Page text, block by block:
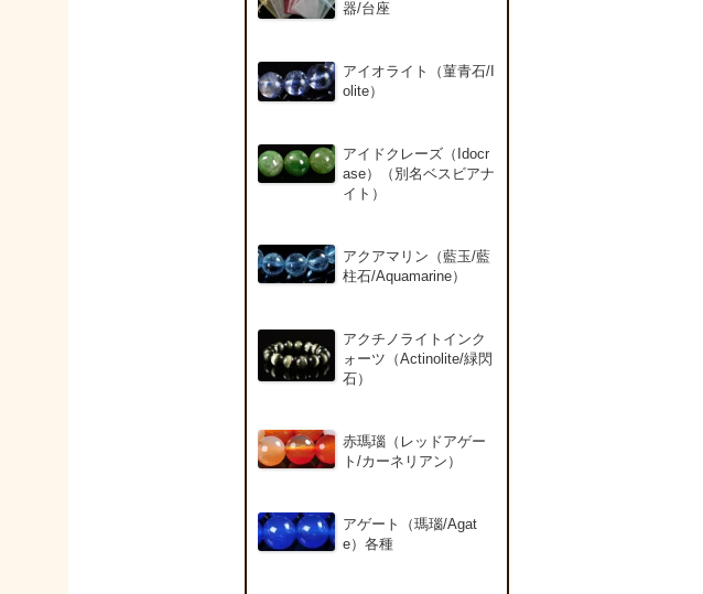
器/台座
アイオライト（菫青石/I
olite）
アイドクレーズ（Idocr
ase）（別名ベスビアナ
イト）
アクアマリン（藍玉/藍
柱石/Aquamarine）
アクチノライトインク
ォーツ（Actinolite/緑閃
石）
赤瑪瑙（レッドアゲー
ト/カーネリアン）
アゲート（瑪瑙/Agat
e）各種